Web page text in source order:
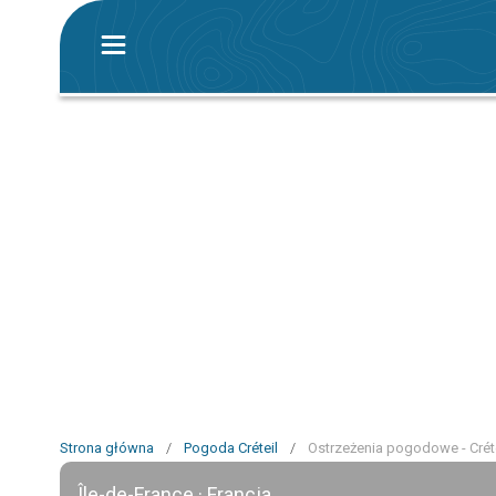
Strona główna / Pogoda Créteil / Ostrzeżenia pogodowe -